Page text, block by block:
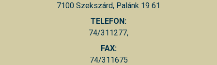
7100 Szekszárd, Palánk 19 61
TELEFON:
74/311277,
FAX:
74/311675